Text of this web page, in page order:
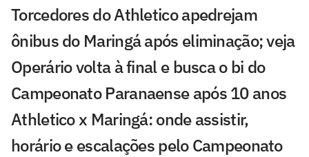
Torcedores do Athletico apedrejam
ônibus do Maringá após eliminação; veja
Operário volta à final e busca o bi do
Campeonato Paranaense após 10 anos
Athletico x Maringá: onde assistir,
horário e escalações pelo Campeonato